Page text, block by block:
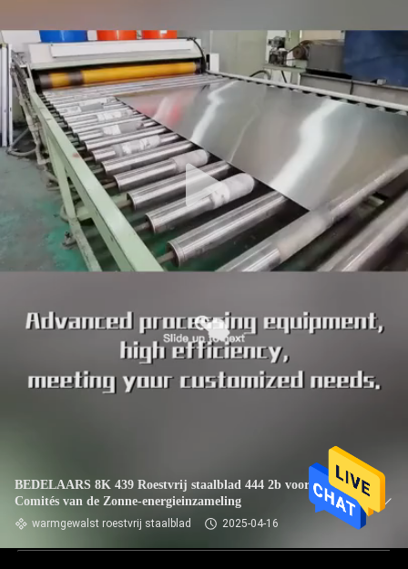
BEDELAARS 8K 439 Roestvrij staalblad 444 2b voor de
Comités van de Zonne-energieinzameling
warmgewalst roestvrij staalblad 2025-04-16